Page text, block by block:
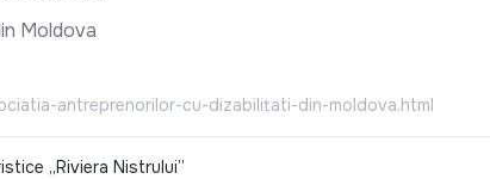
Moldova
antreprenorilor-cu-dizabilitati-din-moldova.html
„Riviera Nistrului”